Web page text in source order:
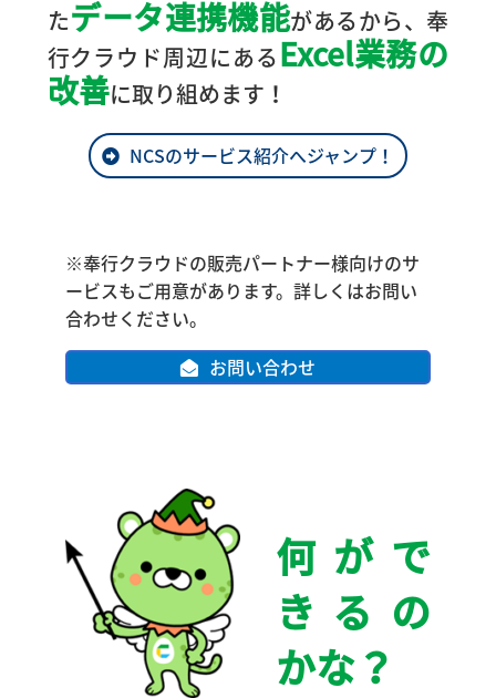
たデータ連携機能があるから、奉
行クラウド周辺にあるExcel業務の
改善に取り組めます！
NCSのサービス紹介へジャンプ！
※奉行クラウドの販売パートナー様向けのサ
ービスもご用意があります。詳しくはお問い
合わせください。
お問い合わせ
何がで
きるの
かな？